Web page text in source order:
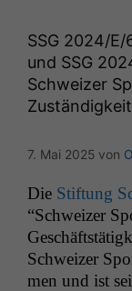
SSG 2024/E/
und SSG
Schweizer
Zuständigkeit
7. Mai 2025 von
Die Stiftung
“Schweiz­er
Schweiz­er
men und ist